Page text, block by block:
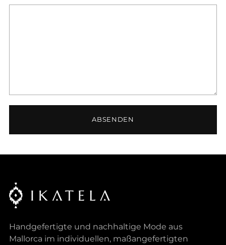
ABSENDEN
Handgefertigte und nachhaltige Mode aus
Mallorca im individuellen, maßangefertigten